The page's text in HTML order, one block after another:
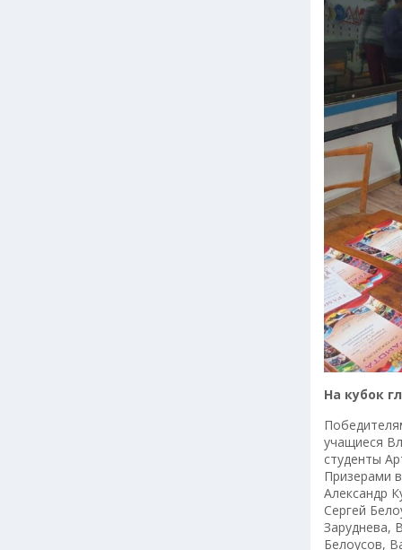
На кубок
учащиеся
студенты
Призерами
Александр
Сергей
Заруднева,
Белоусов,